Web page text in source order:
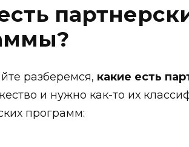
разберемся, какие есть
и нужно как-то их
программ: